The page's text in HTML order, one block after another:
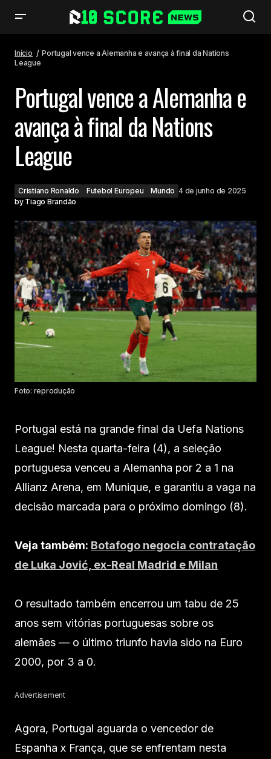
Início
Portugal vence a Alemanha e avança à final da Nations
League
Portugal vence a Alemanha e
avança à final da Nations
League
Cristiano Ronaldo Futebol Europeu Mundo 4 de junho de 2025
by Tiago Brandão
Foto: reprodução
Portugal está na grande final da Uefa Nations
League! Nesta quarta-feira (4), a seleção
portuguesa venceu a Alemanha por 2 a 1 na
Allianz Arena, em Munique, e garantiu a vaga na
decisão marcada para o próximo domingo (8).
Veja também: Botafogo negocia contratação
de Luka Jović, ex-Real Madrid e Milan
O resultado também encerrou um tabu de 25
anos sem vitórias portuguesas sobre os
alemães — o último triunfo havia sido na Euro
2000, por 3 a 0.
Advertisement
Agora, Portugal aguarda o vencedor de
Espanha x França, que se enfrentam nesta